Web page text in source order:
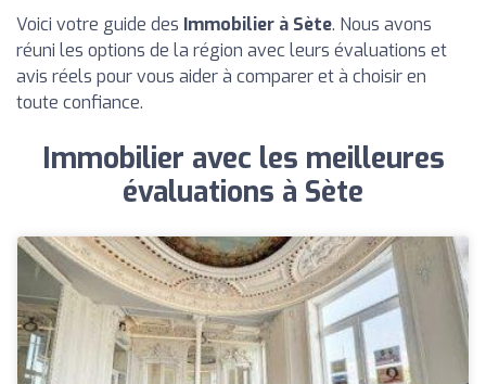
Voici votre guide des Immobilier à Sète. Nous avons
réuni les options de la région avec leurs évaluations et
avis réels pour vous aider à comparer et à choisir en
toute confiance.
Immobilier avec les meilleures
évaluations à Sète